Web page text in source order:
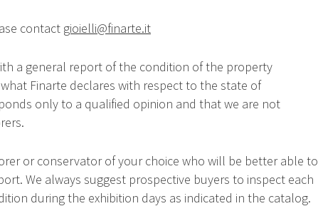
contact gioielli@finarte.it
a general report of the condition of the property
Finarte declares with respect to the state of
only to a qualified opinion and that we are not
or conservator of your choice who will be better able to
We always suggest prospective buyers to inspect each
during the exhibition days as indicated in the catalog.